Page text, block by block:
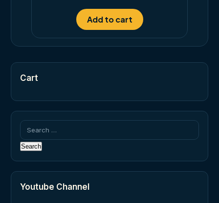
Add to cart
Cart
Search
for:
Youtube Channel